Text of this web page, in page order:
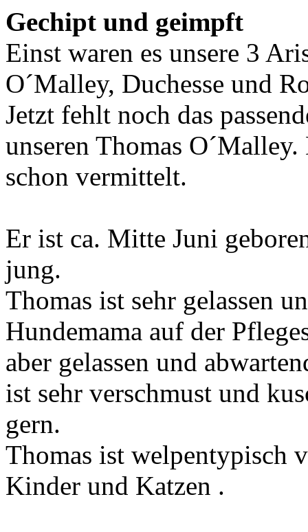
Gechipt und geimpft
Einst waren es unsere 3
O´Malley, Duchesse und
Jetzt fehlt noch das
unseren Thomas
schon vermittelt.
Er ist ca. Mitte Juni
jung.
Thomas ist sehr gelassen
Hundemama auf der
aber gelassen und
ist sehr verschmust und
gern.
Thomas ist welpentypisch
Kinder und Katzen .